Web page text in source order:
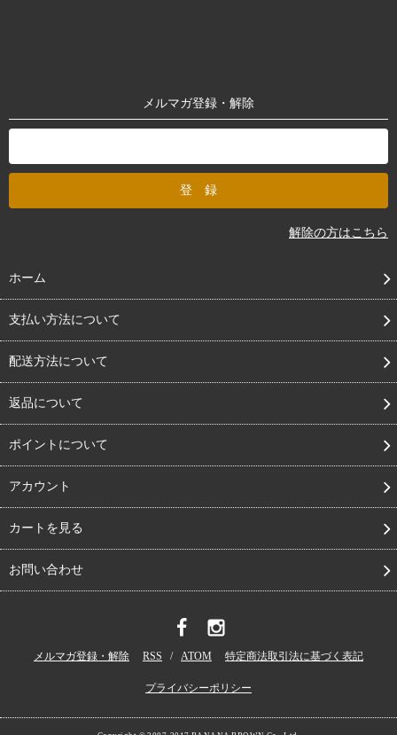
メルマガ登録・解除
解除の方はこちら
ホーム
支払い方法について
配送方法について
返品について
ポイントについて
アカウント
カートを見る
お問い合わせ
メルマガ登録・解除 RSS / ATOM 特定商法取引法に基づく表記
プライバシーポリシー